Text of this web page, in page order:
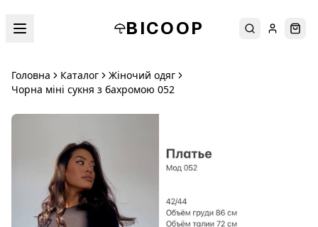
BICOOP ПошукУвійти
Головна Каталог
Жіночий одяг
Чорна міні сукня з бахромою 052